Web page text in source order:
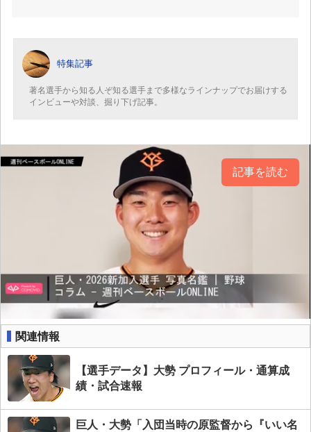
特集記事
著名選手から知る人ぞ知る選手まで多様なラインナップでお届けする
インビューや対談、掘り下げ記事。
記事を読む
関連情報
【選手データ】大勢 プロフィール・通算成
績・試合速報
巨人・大勢「入団当時の原監督から『いい名